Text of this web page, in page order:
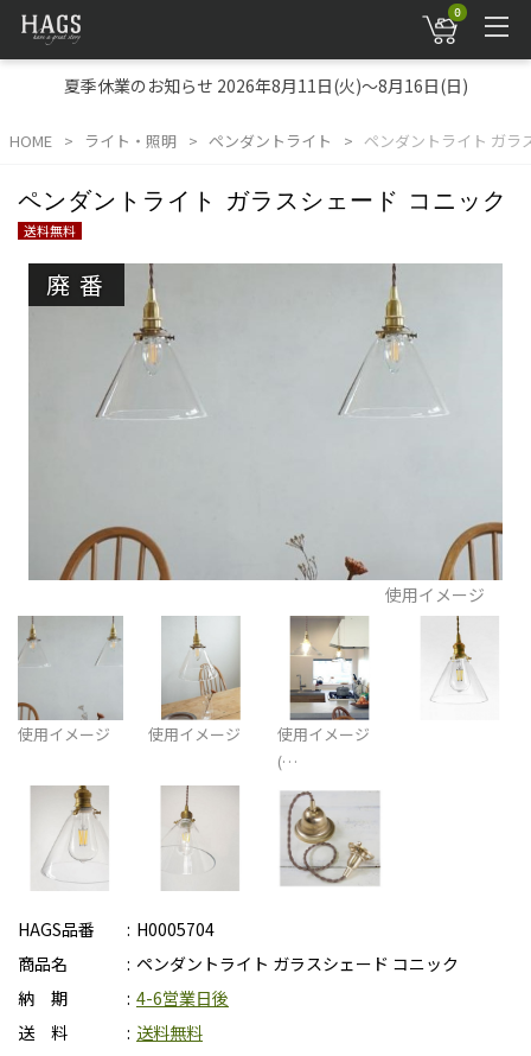
0
夏季休業のお知らせ 2026年8月11日(火)～8月16日(日)
HOME ライト・照明 ペンダントライト ペンダントライト ガラ
ペンダントライト ガラスシェード コニック
送料無料
廃番
使用イメージ
使用イメージ 使用イメージ
使用イメージ
(…
HAGS品番
H0005704
商品名
ペンダントライト ガラスシェード コニック
納 期
4-6営業日後
送 料
送料無料